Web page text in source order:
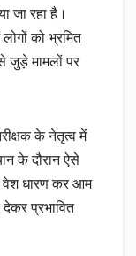
जा रहा है।
को भ्रमित
जुड़े मामलों पर
के नेतृत्व में
के दौरान ऐसे
वेश धारण कर आम
प्रभावित